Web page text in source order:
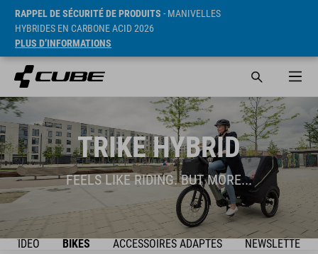
RAPPEL DE SÉCURITÉ DE PRODUITS - MANIVELLES
HYBRIDES EN CARBONE ACID 2026
PLUS D’INFORMATIONS
TRIKE HYBRID
FEELS LIKE RIDING. BUT MORE...
VIDEO BIKES ACCESSOIRES ADAPTÉS NEWSLETTER